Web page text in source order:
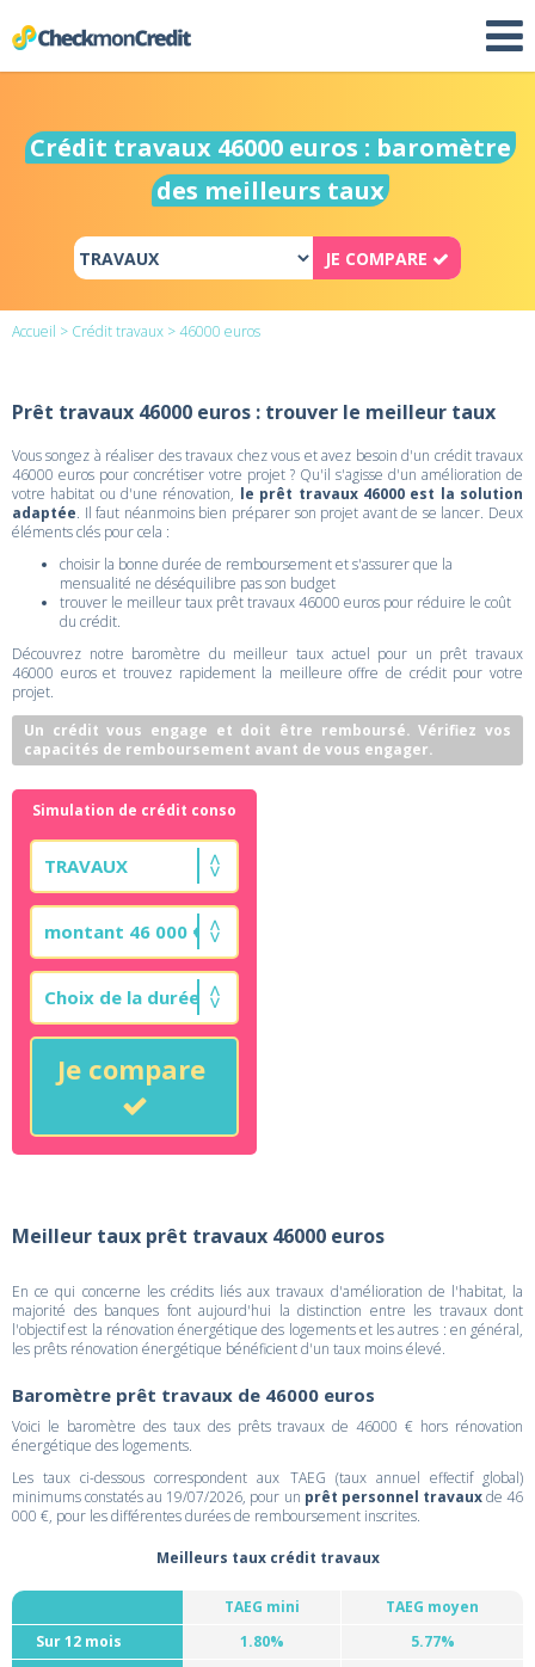
Crédit travaux 46000 euros : baromètre
des meilleurs taux
JE COMPARE
Accueil > Crédit travaux > 46000 euros
Prêt travaux 46000 euros : trouver le meilleur taux
Vous songez à réaliser des travaux chez vous et avez besoin d'un crédit travaux
46000 euros pour concrétiser votre projet ? Qu'il s'agisse d'un amélioration de
votre habitat ou d'une rénovation, le prêt travaux 46000 est la solution
adaptée. Il faut néanmoins bien préparer son projet avant de se lancer. Deux
éléments clés pour cela :
choisir la bonne durée de remboursement et s'assurer que la
mensualité ne déséquilibre pas son budget
trouver le meilleur taux prêt travaux 46000 euros pour réduire le coût
du crédit.
Découvrez notre baromètre du meilleur taux actuel pour un prêt travaux
46000 euros et trouvez rapidement la meilleure offre de crédit pour votre
projet.
Un crédit vous engage et doit être remboursé. Vérifiez vos
capacités de remboursement avant de vous engager.
Simulation de crédit conso
Je compare
Meilleur taux prêt travaux 46000 euros
En ce qui concerne les crédits liés aux travaux d'amélioration de l'habitat, la
majorité des banques font aujourd'hui la distinction entre les travaux dont
l'objectif est la rénovation énergétique des logements et les autres : en général,
les prêts rénovation énergétique bénéficient d'un taux moins élevé.
Baromètre prêt travaux de 46000 euros
Voici le baromètre des taux des prêts travaux de 46000 € hors rénovation
énergétique des logements.
Les taux ci-dessous correspondent aux TAEG (taux annuel effectif global)
minimums constatés au 19/07/2026, pour un prêt personnel travauxde 46
000 €, pour les différentes durées de remboursement inscrites.
Meilleurs taux crédit travaux
TAEG mini
TAEG moyen
Sur 12 mois
1.80%
5.77%